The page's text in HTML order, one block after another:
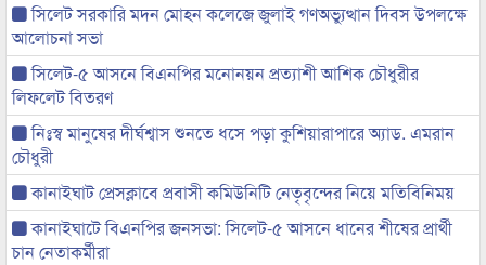
সিলেট সরকারি মদন মোহন কলেজে জুলাই গণঅভ্যুত্থান দিবস উপলক্ষে
আলোচনা সভা
সিলেট-৫ আসনে বিএনপির মনোনয়ন প্রত্যাশী আশিক চৌধুরীর
লিফলেট বিতরণ
নিঃস্ব মানুষের দীর্ঘশ্বাস শুনতে ধসে পড়া কুশিয়ারাপারে অ্যাড. এমরান
চৌধুরী
কানাইঘাট প্রেসক্লাবে প্রবাসী কমিউনিটি নেতৃবৃন্দের নিয়ে মতিবিনিময়
কানাইঘাটে বিএনপির জনসভা: সিলেট-৫ আসনে ধানের শীষের প্রার্থী
চান নেতাকর্মীরা